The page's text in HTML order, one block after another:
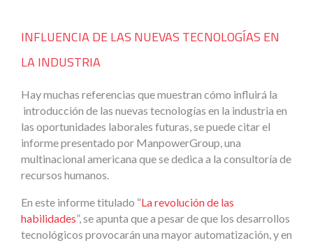
INFLUENCIA DE LAS NUEVAS TECNOLOGÍAS EN
LA INDUSTRIA
Hay muchas referencias que muestran cómo influirá la
introducción de las nuevas tecnologías en la industria en
las oportunidades laborales futuras, se puede citar el
informe presentado por ManpowerGroup, una
multinacional americana que se dedica a la consultoría de
recursos humanos.
En este informe titulado “La revolución de las
habilidades”, se apunta que a pesar de que los desarrollos
tecnológicos provocarán una mayor automatización, y en